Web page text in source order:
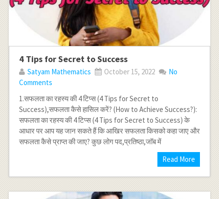
4 Tips for Secret to Success
Satyam Mathematics October 15, 2022
No
Comments
1.सफलता का रहस्य की 4 टिप्स (4 Tips for Secret to
Success),सफलता कैसे हासिल करें? (How to Achieve Success?):
सफलता का रहस्य की 4 टिप्स (4 Tips for Secret to Success) के
आधार पर आप यह जान सकते हैं कि आखिर सफलता किसको कहा जाए और
सफलता कैसे प्राप्त की जाए? कुछ लोग पद,प्रतिष्ठा,जॉब में
Read More